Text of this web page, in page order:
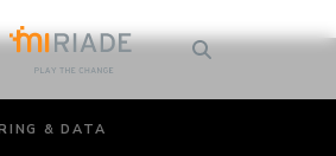
& DATA